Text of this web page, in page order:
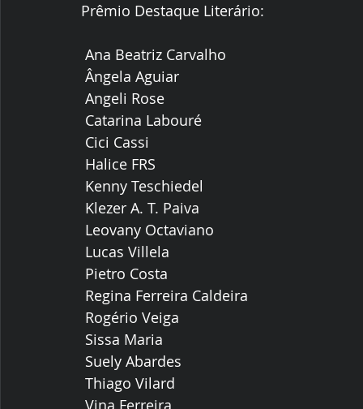
Prêmio Destaque Literário:
Ana Beatriz Carvalho
Ângela Aguiar
Angeli Rose
Catarina Labouré
Cici Cassi
Halice FRS
Kenny Teschiedel
Klezer A. T. Paiva
Leovany Octaviano
Lucas Villela
Pietro Costa
Regina Ferreira Caldeira
Rogério Veiga
Sissa Maria
Suely Abardes
Thiago Vilard
Vina Ferreira